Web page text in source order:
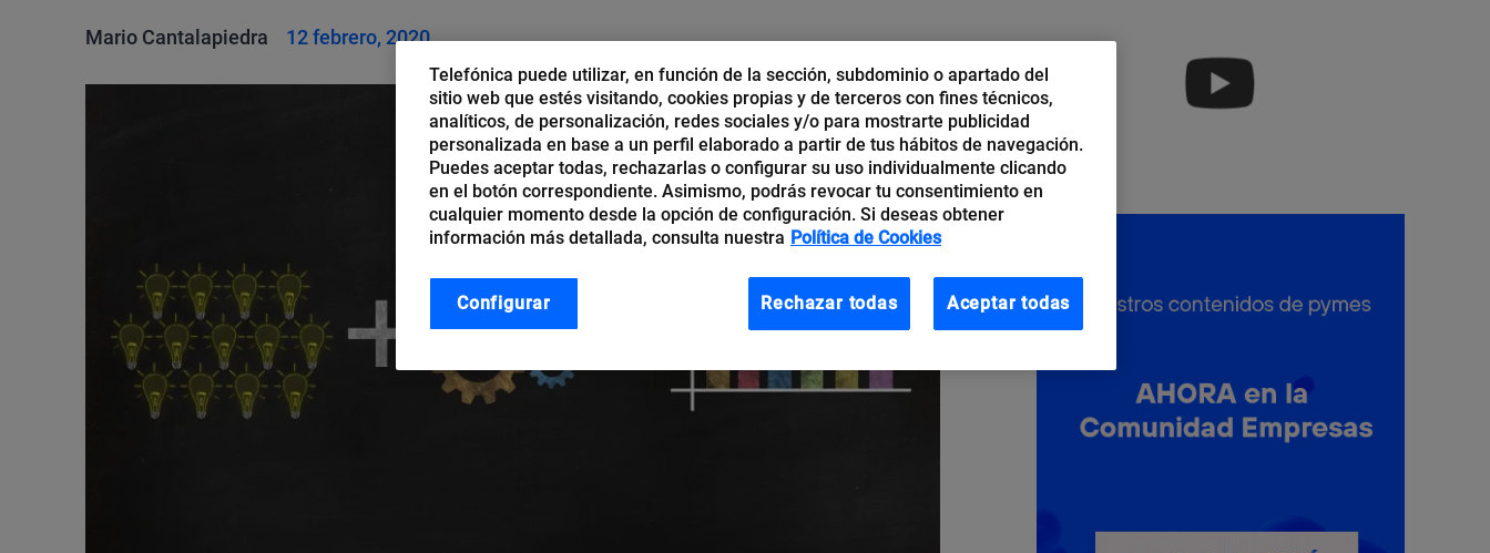
Mario Cantalapiedra 12 febrero, 2020
Telefónica puede utilizar, en función de la sección, subdominio o apartado del
sitio web que estés visitando, cookies propias y de terceros con fines técnicos,
analíticos, de personalización, redes sociales y/o para mostrarte publicidad
personalizada en base a un perfil elaborado a partir de tus hábitos de navegación.
Puedes aceptar todas, rechazarlas o configurar su uso individualmente clicando
en el botón correspondiente. Asimismo, podrás revocar tu consentimiento en
cualquier momento desde la opción de configuración. Si deseas obtener
información más detallada, consulta nuestra Política de Cookies
Rechazar todas Aceptar todas
Configurar